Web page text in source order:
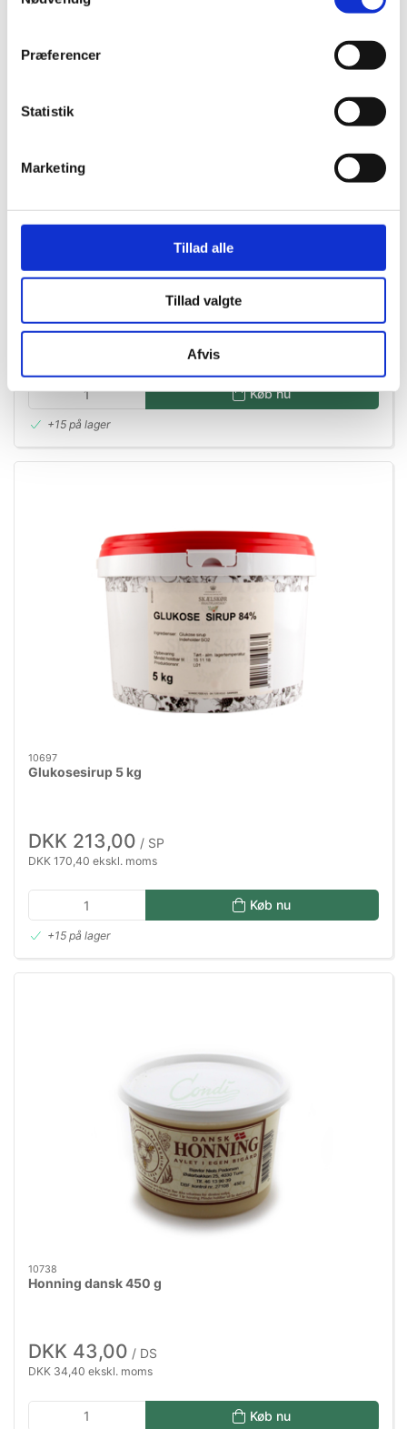
Præferencer
Statistik
Marketing
Tillad alle
Tillad valgte
Afvis
DKK 23,00 / FL
Køb nu
+15 på lager
10697
Glukosesirup 5 kg
DKK 213,00 / SP
DKK 170,40 ekskl. moms
Køb nu
+15 på lager
10738
Honning dansk 450 g
DKK 43,00 / DS
DKK 34,40 ekskl. moms
Køb nu